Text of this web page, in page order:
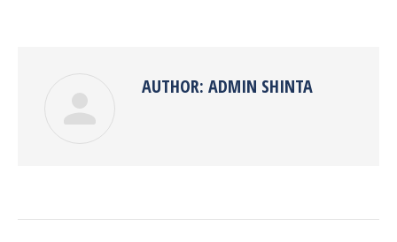
AUTHOR: ADMIN SHINTA